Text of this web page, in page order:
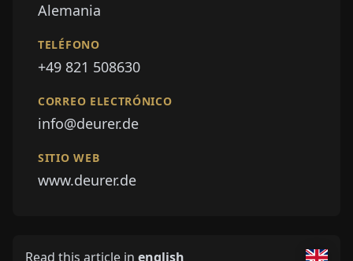
Alemania
TELÉFONO
+49 821 508630
CORREO ELECTRÓNICO
info@deurer.de
SITIO WEB
www.deurer.de
Read this article in english